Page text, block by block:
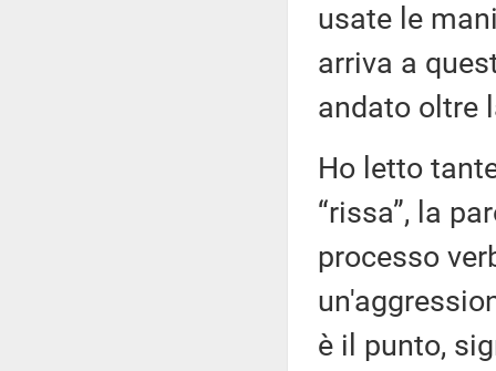
usate le
arriva a
andato oltre
Ho letto
“rissa”, la
processo
è il punto,